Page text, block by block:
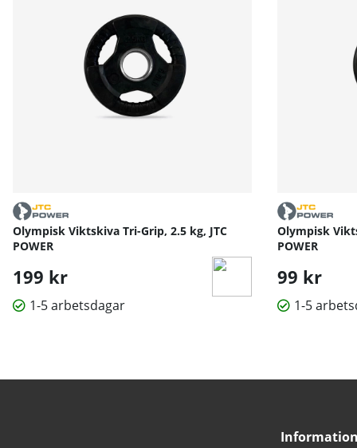
Olympisk Viktskiva Tri-Grip, 2.5 kg, JTC
POWER
199 kr
1-5 arbetsdagar
Olympisk
POWER
99 kr
1-5
Information